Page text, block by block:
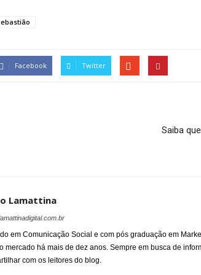
Facebook Twitter
Saiba
Lamattina
em Comunicação Social e com pós graduação em
mercado há mais de dez anos. Sempre em busca de
com os leitores do blog.